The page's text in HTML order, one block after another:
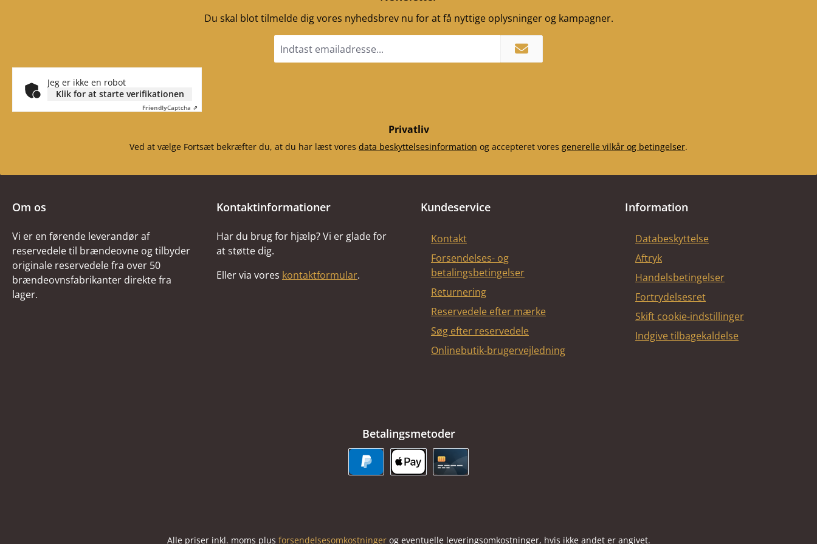
fremad
Du skal blot tilmelde dig vores nyhedsbrev nu for at få nyttige oplysninger og kampagner.
adresse
Jeg er ikke en robot
Klik for at starte verifikationen
FriendlyCaptcha ⇗
Privatliv
Ved at vælge Fortsæt bekræfter du, at du har læst vores data beskyttelsesinformation og accepteret vores generelle vilkår og betingelser.
Om os
Vi er en førende leverandør af
reservedele til brændeovne og tilbyder
originale reservedele fra over 50
brændeovnsfabrikanter direkte fra
lager.
Kontaktinformationer
Har du brug for hjælp? Vi er glade for
at støtte dig.
Eller via vores kontaktformular.
Kundeservice
Kontakt
Forsendelses- og
betalingsbetingelser
Returnering
Reservedele efter mærke
Søg efter reservedele
Onlinebutik-brugervejledning
Information
Databeskyttelse
Aftryk
Handelsbetingelser
Fortrydelsesret
Skift cookie-indstillinger
Indgive tilbagekaldelse
Betalingsmetoder
Alle priser inkl. moms plus forsendelsesomkostningerog eventuelle leveringsomkostninger, hvis ikke andet er angivet.